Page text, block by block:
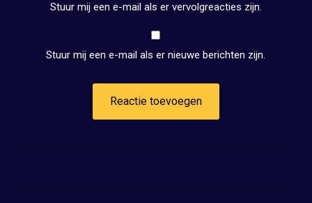
Stuur mij een e-mail als er vervolgreacties zijn.
Stuur mij een e-mail als er nieuwe berichten zijn.